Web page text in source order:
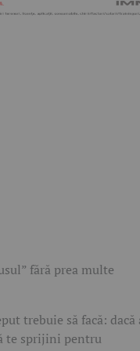
fără prea multe
trebuie să facă: dacă
te sprijini pentru